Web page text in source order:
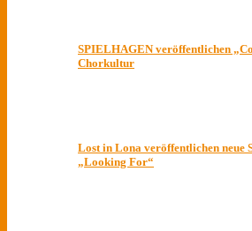
SPIELHAGEN veröffentlichen
Chorkultur
Lost in Lona veröffentlichen neue
„Looking For“